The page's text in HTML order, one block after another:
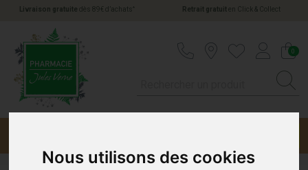
Nous utilisons des cookies
Livraison gratuite dès 89€ d’achats * Retrait gratuiten Click & Collect
0